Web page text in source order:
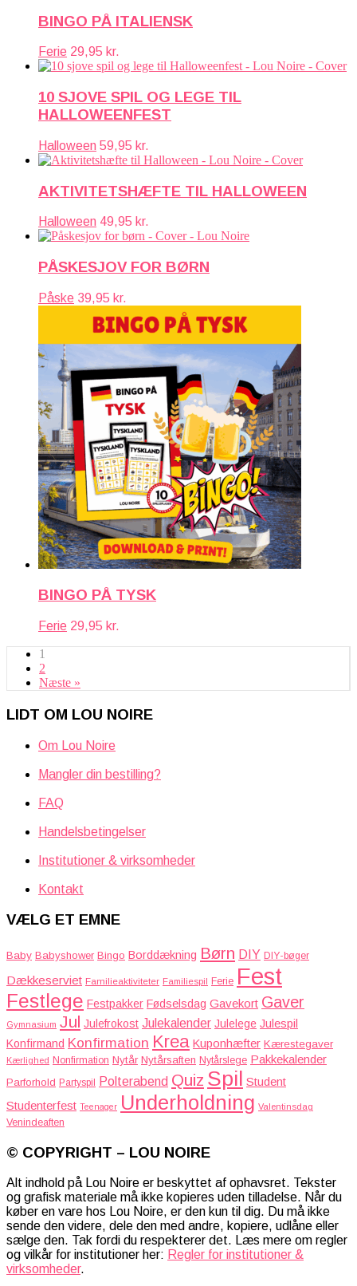
BINGO PÅ ITALIENSK
Ferie 29,95 kr.
10 SJOVE SPIL OG LEGE TIL
HALLOWEENFEST
Halloween 59,95 kr.
AKTIVITETSHÆFTE TIL HALLOWEEN
Halloween 49,95 kr.
PÅSKESJOV FOR BØRN
Påske 39,95 kr.
BINGO PÅ TYSK
Ferie 29,95 kr.
1
2
Næste »
LIDT OM LOU NOIRE
Om Lou Noire
Mangler din bestilling?
FAQ
Handelsbetingelser
Institutioner & virksomheder
Kontakt
VÆLG ET EMNE
Baby Babyshower Bingo Borddækning Børn DIY DIY-bøger
Dækkeserviet Familieaktiviteter Familiespil Ferie Fest
Festlege Festpakker Fødselsdag Gavekort Gaver
Gymnasium Jul Julefrokost Julekalender Julelege Julespil
Konfirmand Konfirmation Krea Kuponhæfter Kærestegaver
Kærlighed Nonfirmation Nytår Nytårsaften Nytårslege Pakkekalender
Parforhold Partyspil Polterabend Quiz Spil Student
Studenterfest Teenager Underholdning Valentinsdag
Venindeaften
© COPYRIGHT – LOU NOIRE
Alt indhold på Lou Noire er beskyttet af ophavsret. Tekster
og grafisk materiale må ikke kopieres uden tilladelse. Når du
køber en vare hos Lou Noire, er den kun til dig. Du må ikke
sende den videre, dele den med andre, kopiere, udlåne eller
sælge den. Tak fordi du respekterer det. Læs mere om regler
og vilkår for institutioner her: Regler for institutioner &
virksomheder.